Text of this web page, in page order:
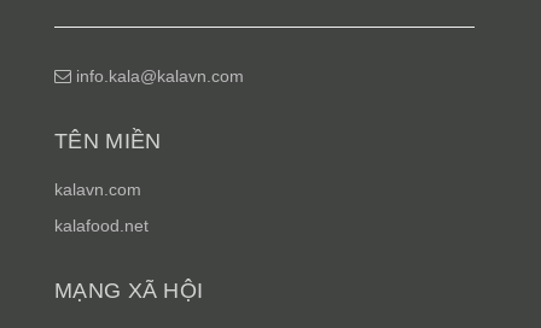
info.kala@kalavn.com
TÊN MIỀN
kalavn.com
kalafood.net
MẠNG XÃ HỘI